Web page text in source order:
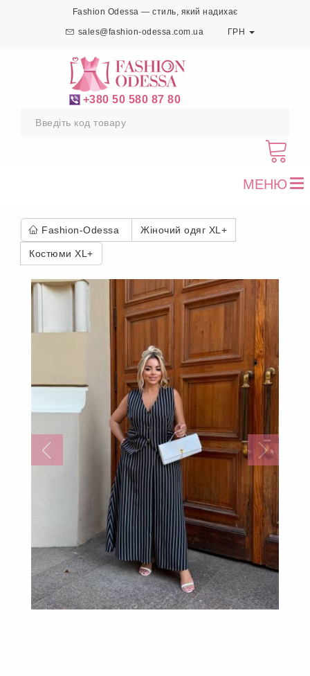
Fashion Odessa — стиль, який надихає
sales@fashion-odessa.com.ua ГРН
+380 50 580 87 80
МЕНЮ
Fashion-Odessa Жіночий одяг XL+
Костюми XL+